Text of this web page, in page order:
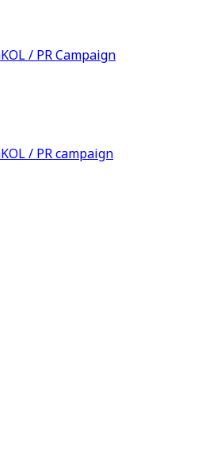
KOL / PR Campaign
KOL / PR campaign